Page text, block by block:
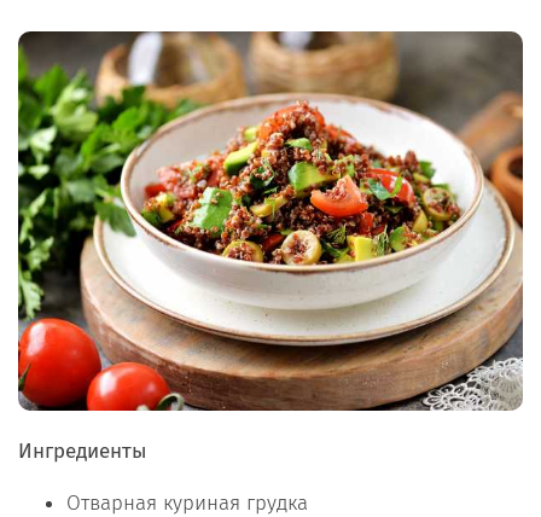
Ингредиенты
Отварная куриная грудка